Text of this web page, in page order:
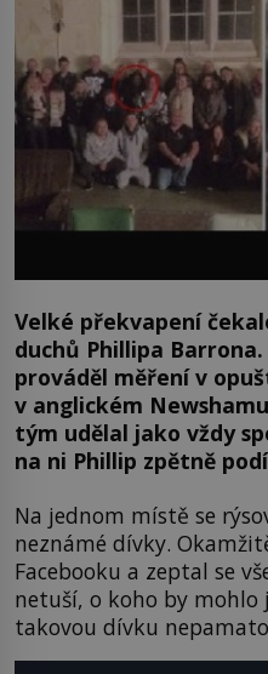
Velké překvapení
duchů Phillipa
prováděl měření v
v anglickém
tým udělal jako vždy
na ni Phillip zpětně
Na jednom místě se
neznámé dívky.
Facebooku a zeptal se
netuší, o koho by mohlo
takovou dívku